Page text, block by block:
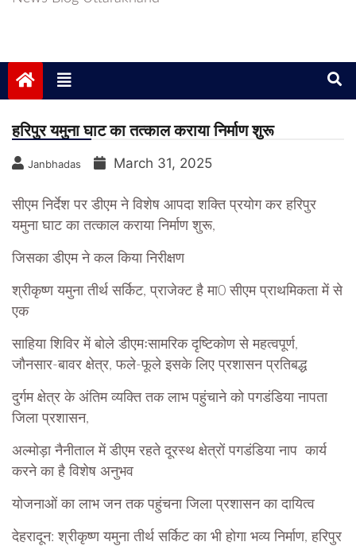
हरिपुर यमुना घाट का तत्काल कराया निर्माण शुरू
Janbhadas March 31, 2025
सीएम निर्देश पर डीएम ने विशेष आपदा शक्ति प्रयोग कर हरिपुर
यमुना घाट का तत्काल कराया निर्माण शुरू,
जिसका डीएम ने कल किया निरीक्षण
श्रीकृष्ण यमुना तीर्थ सर्किट, प्राजेक्ट है मा0 सीएम प्राथमिकता में से
एक
साहिया शिविर में बोले डीएमःसामरिक दृष्टिकोण से महत्वपूर्ण,
जौनसार-बावर क्षेत्र, फले-फूले इसके लिए प्रशासन प्रतिबद्ध
दुर्गम क्षेत्र के अंतिम व्यक्ति तक लाभ पहुंचाने को पगडंडिया नापता
जिला प्रशासन,
अल्मोड़ा नैनीताल में डीएम रहते दूरस्थ क्षेत्रों पगडंडिया नाप कार्य
करने का है विशेष अनुभव
योजनाओं का लाभ जन तक पहुंचना जिला प्रशासन का दायित्व
देहरादून: श्रीकृष्ण यमुना तीर्थ सर्किट का भी होगा भव्य निर्माण, हरिपुर